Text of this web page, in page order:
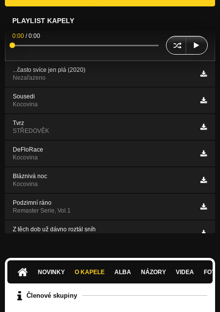
PLAYLIST KAPELY
0:00 /0:00
...často svíce jen plá (2020)
Nezařazeno
Sousedi
Kocovina
Tvrz
STŘEDOVĚK
DeFloRace
Kocovina
Bláznivá noc
Kocovina
Podzimní ráno
Remaster Serie, Vol.1
Z těch dob už dávno roztál sníh
NOVINKY O KAPELE ALBA NÁZORY VIDEA
Členové skupiny